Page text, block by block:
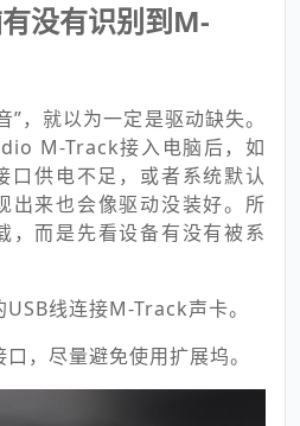
没有识别到M-
，就以为一定是驱动缺失。
M-Track接入电脑后，如
口供电不足，或者系统默认
出来也会像驱动没装好。所
，而是先看设备有没有被系
线连接M-Track声卡。
，尽量避免使用扩展坞。